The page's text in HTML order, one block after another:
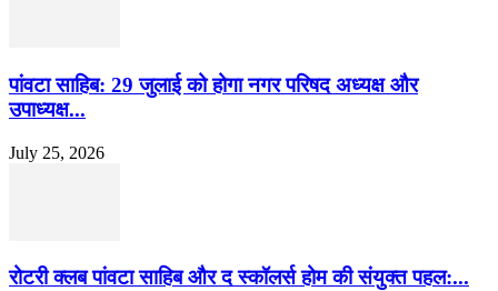
पांवटा साहिब: 29 जुलाई को होगा नगर परिषद अध्यक्ष और
उपाध्यक्ष...
July 25, 2026
​रोटरी क्लब पांवटा साहिब और द स्कॉलर्स होम की संयुक्त पहल:...